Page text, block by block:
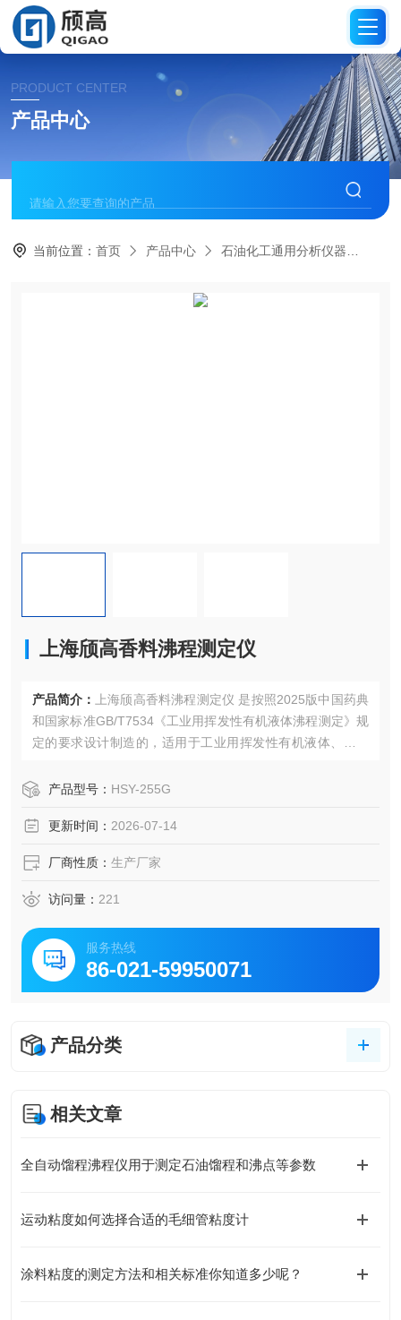
PRODUCT CENTER
产品中心
当前位置：首页 产品中心 石油化工通用分析仪器
上海颀高香料沸程测定仪
产品简介：
上海颀高香料沸程测定仪 是按照2025版中国药典
和国家标准GB/T7534《工业用挥发性有机液体沸程测定》规
定的要求设计制造的，适用于工业用挥发性有机液体、原料
油、航空汽油、喷汽燃料、特殊沸点的溶剂、石脑油、柴
产品型号： HSY-255G
更新时间： 2026-07-14
厂商性质： 生产厂家
访问量： 221
服务热线
86-021-59950071
产品分类
相关文章
全自动馏程沸程仪用于测定石油馏程和沸点等参数
运动粘度如何选择合适的毛细管粘度计
涂料粘度的测定方法和相关标准你知道多少呢？